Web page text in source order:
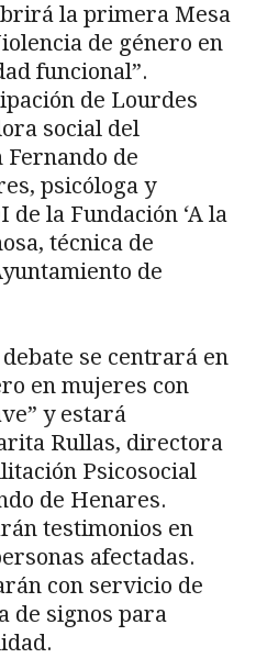
la primera Mesa
de género en
funcional”.
de Lourdes
social del
Fernando de
psicóloga y
la Fundación ‘A la
técnica de
de
se centrará en
en mujeres con
y estará
Rullas, directora
Psicosocial
de Henares.
testimonios en
afectadas.
con servicio de
de signos para